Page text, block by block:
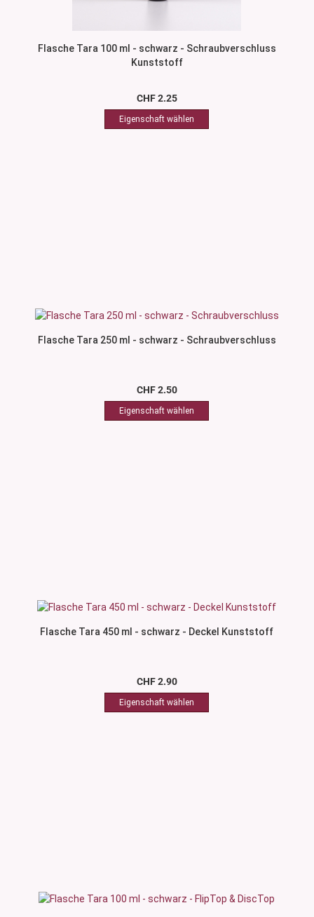
Flasche Tara 100 ml - schwarz - Schraubverschluss
Kunststoff
CHF 2.25
Flasche Tara 250 ml - schwarz - Schraubverschluss
CHF 2.50
Flasche Tara 450 ml - schwarz - Deckel Kunststoff
CHF 2.90